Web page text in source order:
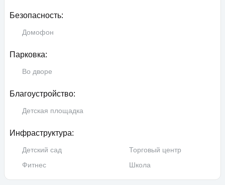
Безопасность:
Домофон
Парковка:
Во дворе
Благоустройство:
Детская площадка
Инфраструктура:
Детский сад
Торговый центр
Фитнес
Школа